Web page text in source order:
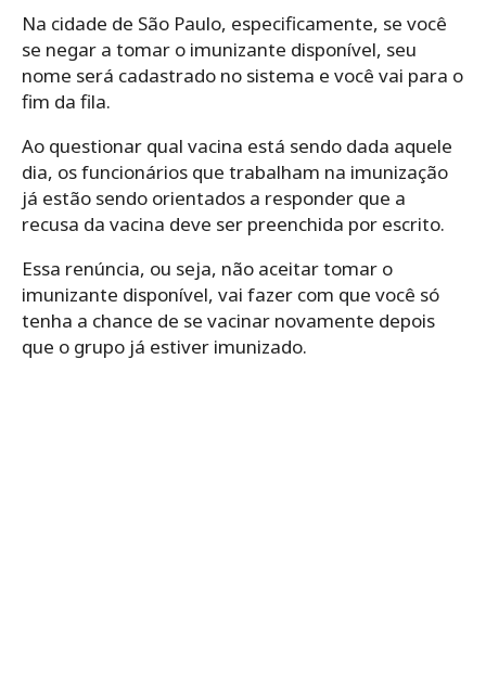
Na cidade de São Paulo, especificamente, se você
se negar a tomar o imunizante disponível, seu
nome será cadastrado no sistema e você vai para o
fim da fila.
Ao questionar qual vacina está sendo dada aquele
dia, os funcionários que trabalham na imunização
já estão sendo orientados a responder que a
recusa da vacina deve ser preenchida por escrito.
Essa renúncia, ou seja, não aceitar tomar o
imunizante disponível, vai fazer com que você só
tenha a chance de se vacinar novamente depois
que o grupo já estiver imunizado.